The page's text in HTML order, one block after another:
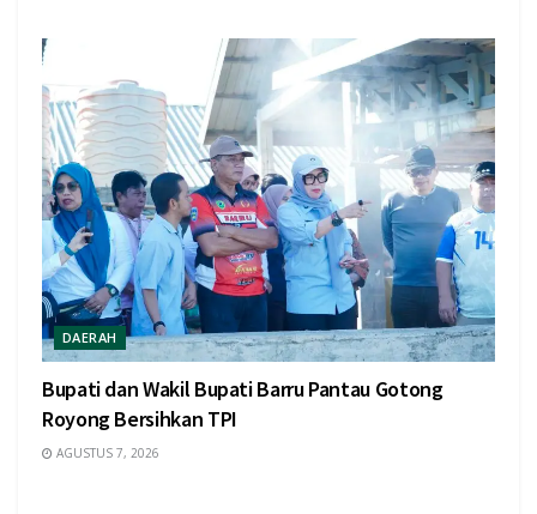
DAERAH
Bupati dan Wakil Bupati Barru Pantau Gotong
Royong Bersihkan TPI
AGUSTUS 7, 2026